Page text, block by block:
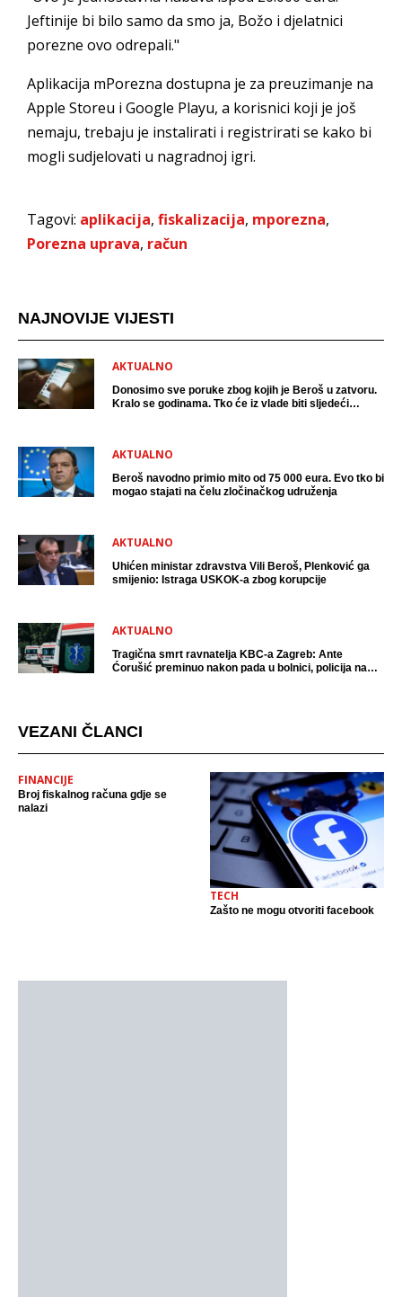
Jeftinije bi bilo samo da smo ja, Božo i djelatnici
porezne ovo odrepali."
Aplikacija mPorezna dostupna je za preuzimanje na
Apple Storeu i Google Playu, a korisnici koji je još
nemaju, trebaju je instalirati i registrirati se kako bi
mogli sudjelovati u nagradnoj igri.
Tagovi: aplikacija, fiskalizacija, mporezna,
Porezna uprava, račun
NAJNOVIJE VIJESTI
AKTUALNO
Donosimo sve poruke zbog kojih je Beroš u zatvoru.
Kralo se godinama. Tko će iz vlade biti sljedeći
AKTUALNO
Beroš navodno primio mito od 75 000 eura. Evo tko bi
mogao stajati na čelu zločinačkog udruženja
AKTUALNO
Uhićen ministar zdravstva Vili Beroš, Plenković ga
smijenio: Istraga USKOK-a zbog korupcije
AKTUALNO
Tragična smrt ravnatelja KBC-a Zagreb: Ante
Ćorušić preminuo nakon pada u bolnici, policija na
VEZANI ČLANCI
FINANCIJE
Broj fiskalnog računa gdje se
nalazi
TECH
Zašto ne mogu otvoriti facebook